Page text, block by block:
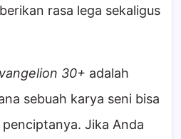
rasa lega sekaligus
30+ adalah
sebuah karya seni bisa
Jika Anda